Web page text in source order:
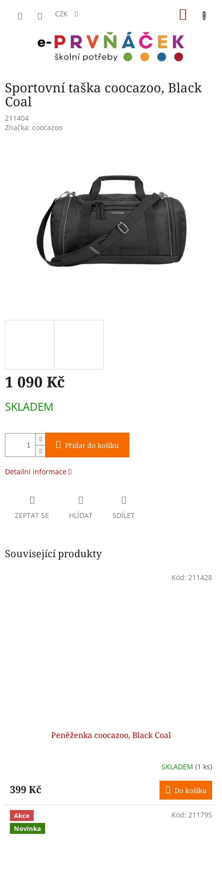
CZK
Sportovní taška coocazoo, Black
Coal
211404
Značka: coocazoo
1 090 Kč
cena:
SKLADEM
Přidat do košíku
Detailní informace
ZEPTAT SE HLÍDAT SDÍLET
Související produkty
Peněženka coocazoo, Black Coal
SKLADEM (1 ks)
399 Kč Do košíku
Kód: 211428
Akce
Novinka
Kód: 211795